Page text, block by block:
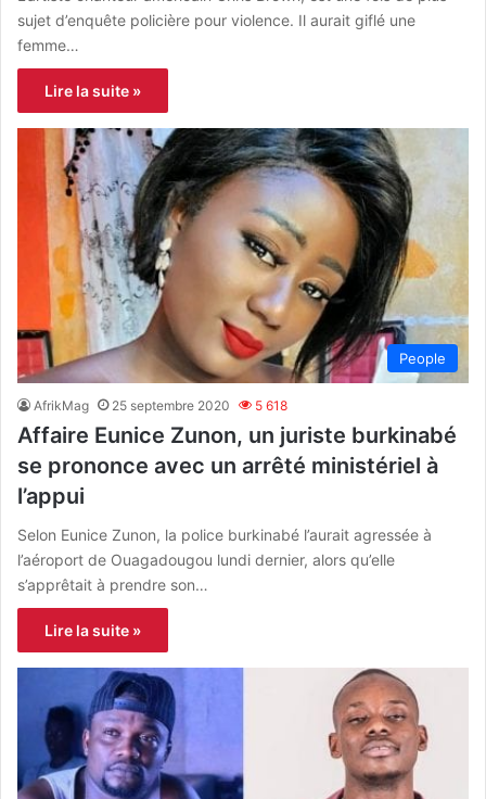
sujet d’enquête policière pour violence. Il aurait giflé une
femme…
Lire la suite »
People
AfrikMag 25 septembre 2020 5 618
Affaire Eunice Zunon, un juriste burkinabé
se prononce avec un arrêté ministériel à
l’appui
Selon Eunice Zunon, la police burkinabé l’aurait agressée à
l’aéroport de Ouagadougou lundi dernier, alors qu’elle
s’apprêtait à prendre son…
Lire la suite »